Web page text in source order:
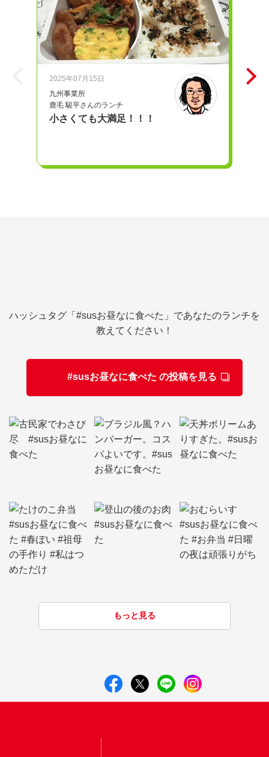
2025年07月15日
九州事業所
鹿毛 駿平さんのランチ
小さくても大満足！！！
ハッシュタグ「#susお昼なに食べた」であなたのランチを
教えてください！
#susお昼なに食べた の投稿を見る
もっと見る